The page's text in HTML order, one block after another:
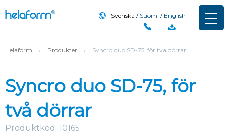
Svenska Suomi English
Helaform › Produkter › Syncro duo SD-75, för två dörrar
Syncro duo SD-75, för
två dörrar
Produktkod: 10165